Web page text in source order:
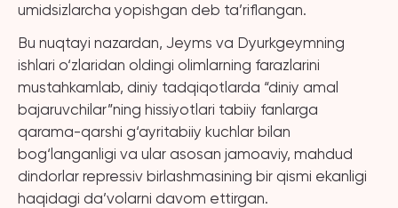
umidsizlarcha yopishgan deb ta’riflangan.
Bu nuqtayi nazardan, Jeyms va Dyurkgeymning
ishlari o‘zlaridan oldingi olimlarning farazlarini
mustahkamlab, diniy tadqiqotlarda “diniy amal
bajaruvchilar”ning hissiyotlari tabiiy fanlarga
qarama-qarshi g‘ayritabiiy kuchlar bilan
bog‘langanligi va ular asosan jamoaviy, mahdud
dindorlar repressiv birlashmasining bir qismi ekanligi
haqidagi da’volarni davom ettirgan.